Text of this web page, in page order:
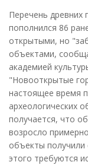
Перечень древних
пополнился 86
открытыми, но
объектами,
академией
"Новооткрытые
настоящее время
археологических
получается, что
возросло
объекты получили
этого требуются